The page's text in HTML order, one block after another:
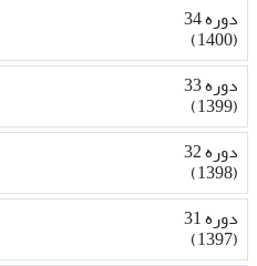
دوره 34
(1400)
دوره 33
(1399)
دوره 32
(1398)
دوره 31
(1397)